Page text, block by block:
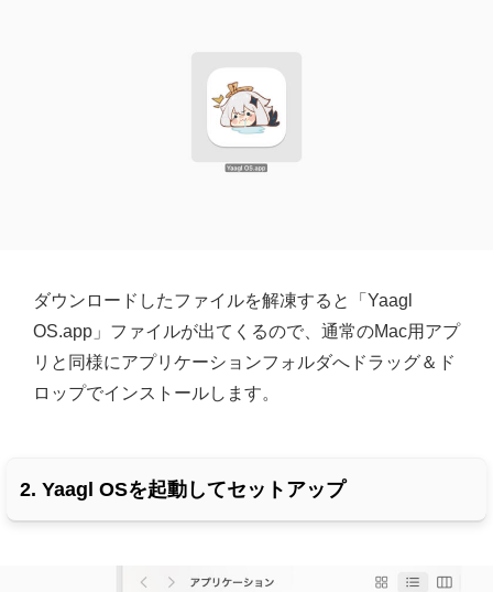
ダウンロードしたファイルを解凍すると「Yaagl
OS.app」ファイルが出てくるので、通常のMac用アプ
リと同様にアプリケーションフォルダへドラッグ＆ド
ロップでインストールします。
2. Yaagl OSを起動してセットアップ